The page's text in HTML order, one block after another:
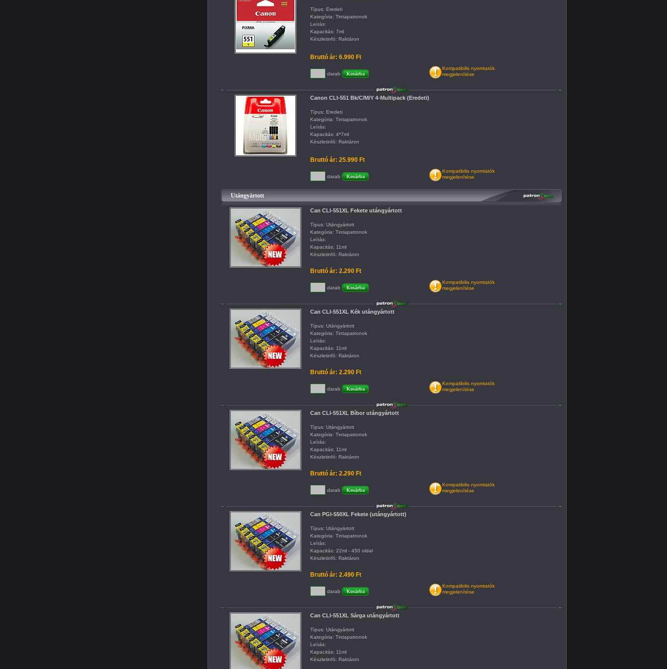
Típus: Eredeti
Kategória: Tintapatronok
Leírás:
Kapacitás: 7ml
Készletinfó: Raktáron
Bruttó ár: 6.990 Ft
darab
Kompatibilis nyomtatók
megjelenítése
Canon CLI-551 Bk/C/M/Y 4-Multipack (Eredeti)
Típus: Eredeti
Kategória: Tintapatronok
Leírás:
Kapacitás: 4*7ml
Készletinfó: Raktáron
Bruttó ár: 25.990 Ft
darab
Kompatibilis nyomtatók
megjelenítése
Utángyártott
Can CLI-551XL Fekete utángyártott
Típus: Utángyártott
Kategória: Tintapatronok
Leírás:
Kapacitás: 11ml
Készletinfó: Raktáron
Bruttó ár: 2.290 Ft
darab
Kompatibilis nyomtatók
megjelenítése
Can CLI-551XL Kék utángyártott
Típus: Utángyártott
Kategória: Tintapatronok
Leírás:
Kapacitás: 11ml
Készletinfó: Raktáron
Bruttó ár: 2.290 Ft
darab
Kompatibilis nyomtatók
megjelenítése
Can CLI-551XL Bíbor utángyártott
Típus: Utángyártott
Kategória: Tintapatronok
Leírás:
Kapacitás: 11ml
Készletinfó: Raktáron
Bruttó ár: 2.290 Ft
darab
Kompatibilis nyomtatók
megjelenítése
Can PGI-550XL Fekete (utángyártott)
Típus: Utángyártott
Kategória: Tintapatronok
Leírás:
Kapacitás: 22ml - 450 oldal
Készletinfó: Raktáron
Bruttó ár: 2.490 Ft
darab
Kompatibilis nyomtatók
megjelenítése
Can CLI-551XL Sárga utángyártott
Típus: Utángyártott
Kategória: Tintapatronok
Leírás:
Kapacitás: 11ml
Készletinfó: Raktáron